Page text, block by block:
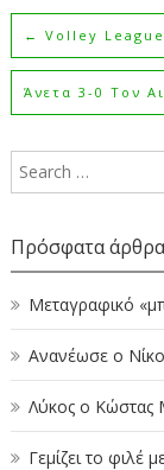
← Volley
Άνετα 3-0 Τον
Πρόσφατα άρθρα
Μεταγραφικό
Ανανέωσε ο
Λύκος ο Κώστας
Γεμίζει το φιλέ